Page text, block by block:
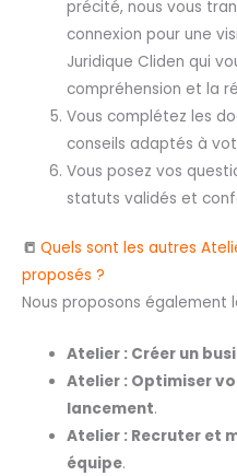
précité, nous vous
connexion pour une
Juridique Cliden qui
compréhension et la
Vous complétez les
conseils adaptés à
Vous posez vos
statuts validés et
📒 Quels sont les autres
proposés ?
Nous proposons également
Atelier : Créer un
Atelier : Optimiser
lancement.
Atelier : Recruter et
équipe.